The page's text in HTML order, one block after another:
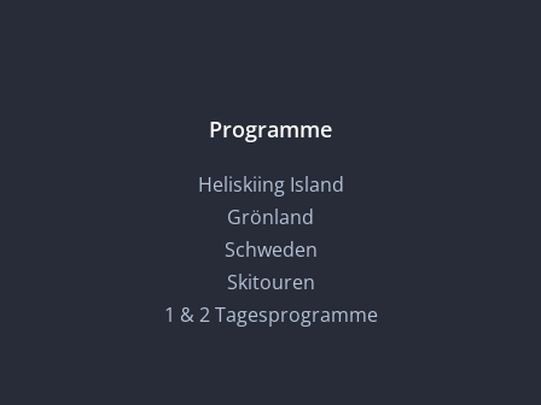
Programme
Heliskiing Island
Grönland
Schweden
Skitouren
1 & 2 Tagesprogramme